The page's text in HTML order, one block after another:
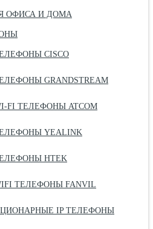
ОФИСА И ДОМА
CISCO
GRANDSTREAM
FI ТЕЛЕФОНЫ ATCOM
YEALINK
HTEK
ТЕЛЕФОНЫ FANVIL
IP ТЕЛЕФОНЫ